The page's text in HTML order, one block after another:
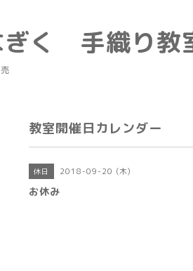
ぎく 手織り
教室開催日カレンダー
休日 2018-09-20 (木)
お休み